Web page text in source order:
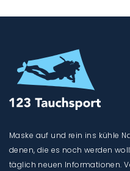
Maske auf und rein ins kühle
denen, die es noch werden
täglich neuen Informationen.